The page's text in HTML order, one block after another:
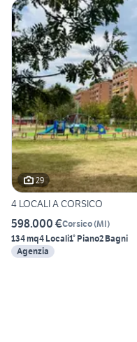
29
4 LOCALI A CORSICO
598.000 €Corsico(MI)
134 mq4 Locali1° Piano2 Bagni
Agenzia